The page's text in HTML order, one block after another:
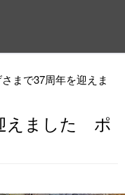
まで37周年を迎えま
えました ポ